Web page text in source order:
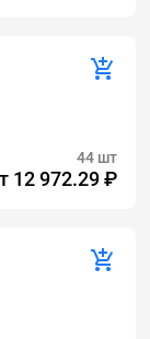
44 шт
12 972.29 ₽